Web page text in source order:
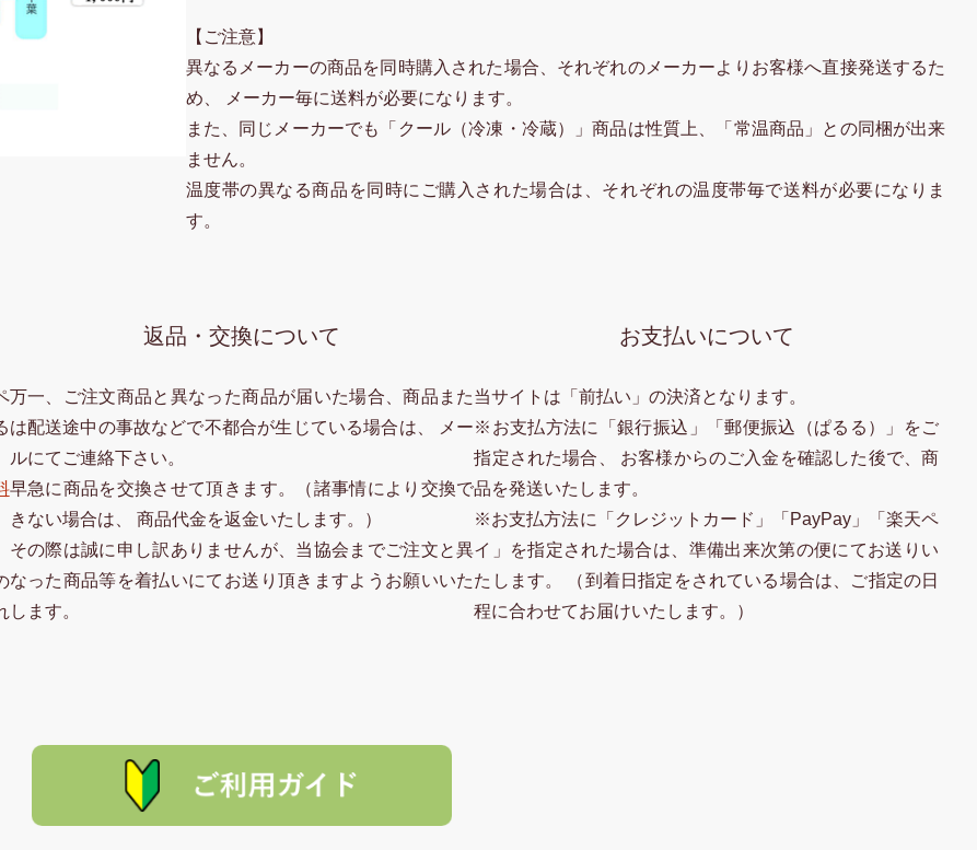
【ご注意】
異なるメーカーの商品を同時購入された場合、それぞれのメーカーよりお客様へ直接発送するた
め、 メーカー毎に送料が必要になります。
また、同じメーカーでも「クール（冷凍・冷蔵）」商品は性質上、「常温商品」との同梱が出来
ません。
温度帯の異なる商品を同時にご購入された場合は、それぞれの温度帯毎で送料が必要になりま
す。
返品・交換について
万一、ご注文商品と異なった商品が届いた場合、商品また
は配送途中の事故などで不都合が生じている場合は、 メー
ルにてご連絡下さい。
早急に商品を交換させて頂きます。（諸事情により交換で
きない場合は、 商品代金を返金いたします。）
その際は誠に申し訳ありませんが、当協会までご注文と異
なった商品等を着払いにてお送り頂きますようお願いいた
します。
お支払いについて
当サイトは「前払い」の決済となります。
※お支払方法に「銀行振込」「郵便振込（ぱるる）」をご
指定された場合、 お客様からのご入金を確認した後で、商
品を発送いたします。
※お支払方法に「クレジットカード」「PayPay」「楽天ペ
イ」を指定された場合は、準備出来次第の便にてお送りい
たします。 （到着日指定をされている場合は、ご指定の日
程に合わせてお届けいたします。）